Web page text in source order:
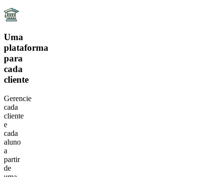
Uma
plataforma
para
cada
cliente
Gerencie
cada
cliente
e
cada
aluno
a
partir
de